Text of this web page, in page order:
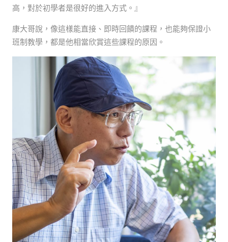
高，對於初學者是很好的進入方式。』
康大哥說，像這樣能直接、即時回饋的課程，也能夠保證小
班制教學，都是他相當欣賞這些課程的原因。